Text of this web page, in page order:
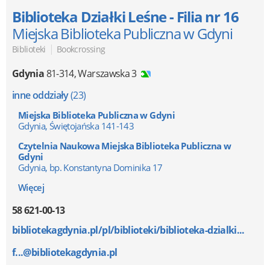
Biblioteka Działki Leśne - Filia nr 16
Miejska Biblioteka Publiczna w Gdyni
Biblioteki | Bookcrossing
Gdynia81-314,Warszawska 3
inne oddziały(23)
Miejska Biblioteka Publiczna w Gdyni
Gdynia, Świętojańska 141-143
Czytelnia Naukowa Miejska Biblioteka Publiczna w
Gdyni
Gdynia, bp. Konstantyna Dominika 17
Więcej
58 621-00-13
bibliotekagdynia.pl/pl/biblioteki/biblioteka-dzialki...
f...@bibliotekagdynia.pl